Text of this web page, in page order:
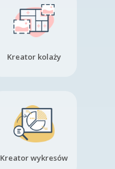
Kreator kolaży
Kreator wykresów